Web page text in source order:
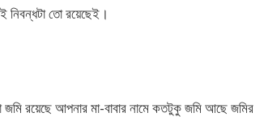
নিবন্ধটা তো রয়েছেই।
রয়েছে আপনার মা-বাবার নামে কতটুকু জমি আছে জমির